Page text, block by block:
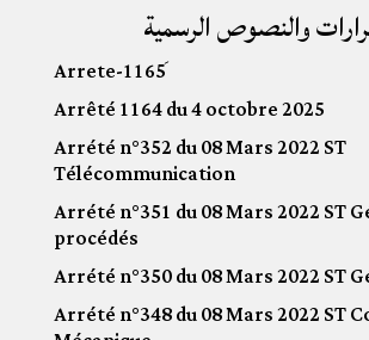
والنصوص الرسمية
َArrete-1165
Arrêté 1164 du 4 octobre 2025
Arrété n°352 du 08 Mars 2022 ST
Télécommunication
Arrété n°351 du 08 Mars 2022 ST
procédés
Arrété n°350 du 08 Mars 2022 ST
Arrété n°348 du 08 Mars 2022 ST